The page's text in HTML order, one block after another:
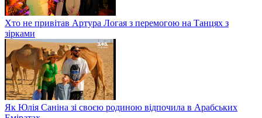
Хто не привітав Артура Логая з перемогою на Танцях з
зірками
Як Юлія Саніна зі своєю родиною відпочила в Арабських